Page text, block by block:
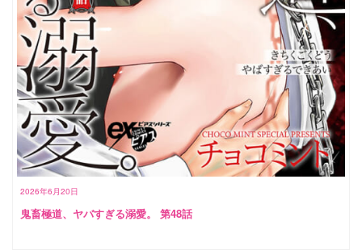
2026年6月20日
鬼畜極道、ヤバすぎる溺愛。 第48話